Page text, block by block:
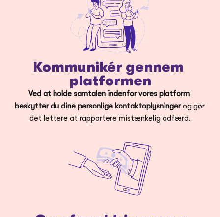
Kommunikér gennem
platformen
Ved at holde samtalen indenfor vores platform
beskytter du dine personlige kontaktoplysninger og gør
det lettere at rapportere mistænkelig adfærd.